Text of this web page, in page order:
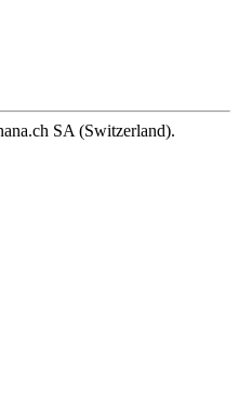
SA (Switzerland).